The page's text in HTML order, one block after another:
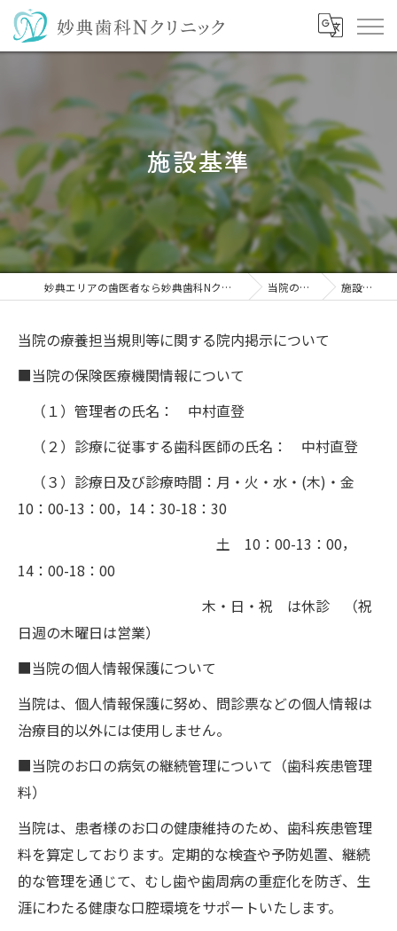
施設基準
妙典エリアの歯医者なら妙典歯科Nクリニック 当院の特徴 施設基準
当院の療養担当規則等に関する院内掲示について
■当院の保険医療機関情報について
（１）管理者の氏名： 中村直登
（２）診療に従事する歯科医師の氏名： 中村直登
（３）診療日及び診療時間：月・火・水・(木)・金
10：00-13：00，14：30-18：30
土 10：00-13：00，
14：00-18：00
木・日・祝 は休診 （祝
日週の木曜日は営業）
■当院の個人情報保護について
当院は、個人情報保護に努め、問診票などの個人情報は
治療目的以外には使用しません。
■当院のお口の病気の継続管理について（歯科疾患管理
料）
当院は、患者様のお口の健康維持のため、歯科疾患管理
料を算定しております。定期的な検査や予防処置、継続
的な管理を通じて、むし歯や歯周病の重症化を防ぎ、生
涯にわたる健康な口腔環境をサポートいたします。